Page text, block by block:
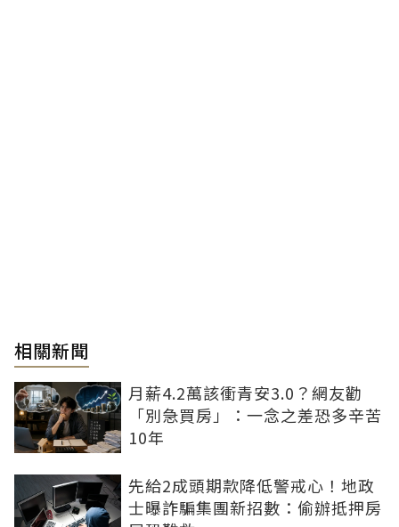
相關新聞
月薪4.2萬該衝青安3.0？網友勸
「別急買房」：一念之差恐多辛苦
10年
先給2成頭期款降低警戒心！地政
士曝詐騙集團新招數：偷辦抵押房